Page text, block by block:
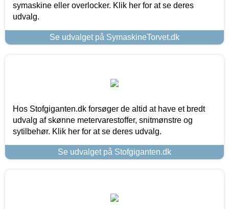
symaskine eller overlocker. Klik her for at se deres
udvalg.
Se udvalget på SymaskineTorvet.dk
Hos Stofgiganten.dk forsøger de altid at have et bredt
udvalg af skønne metervarestoffer, snitmønstre og
sytilbehør. Klik her for at se deres udvalg.
Se udvalget på Stofgiganten.dk